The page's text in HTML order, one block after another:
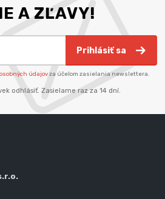
A ZĽAVY!
Prihlásiť sa
údajovza účelom zasielania newslettera.
odhlásiť. Zasielame raz za 14 dní.